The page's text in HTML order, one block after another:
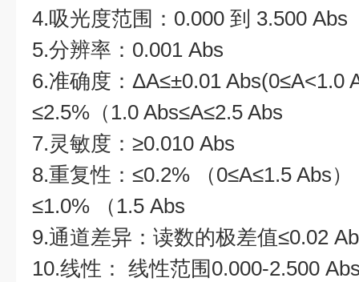
4.吸光度范围：0.000 到 3.500 Abs
5.分辨率：0.001 Abs
6.准确度：ΔA≤±0.01 Abs(0≤A<1.0
≤2.5%（1.0 Abs≤A≤2.5 Abs
7.灵敏度：≥0.010 Abs
8.重复性：≤0.2% （0≤A≤1.5 Abs）
≤1.0% （1.5 Abs
9.通道差异：读数的极差值≤0.02
10.线性： 线性范围0.000-2.500